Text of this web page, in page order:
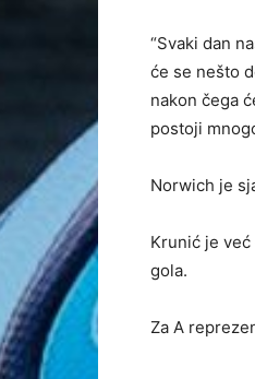
“Svaki dan
će se nešto
nakon čega
postoji
Norwich je
Krunić je
gola.
Za A